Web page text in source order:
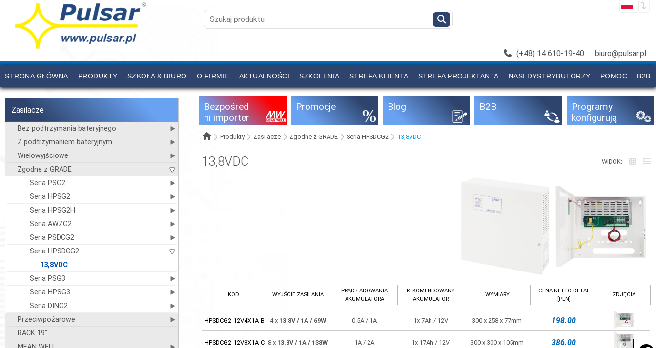
(+48) 14 610-19-40 biuro@pulsar.pl
STRONA GŁÓWNA PRODUKTY SZKOŁA & BIURO O FIRMIE AKTUALNOŚCI SZKOLENIA STREFA KLIENTA STREFA PROJEKTANTA NASI DYSTRYBUTORZY POMOC B2B
CENNIK KONTAKT
Zasilacze
Bez podtrzymania bateryjnego
Z podtrzymaniem bateryjnym
Wielowyjściowe
Zgodne z GRADE
Seria PSG2
Seria HPSG2
Seria HPSG2H
Seria AWZG2
Seria PSDCG2
Seria HPSDCG2
13,8VDC
Seria PSG3
Seria HPSG3
Seria DING2
Przeciwpożarowe
RACK 19"
Bezpośred
ni importer
Promocje Blog B2B
Programy
konfigurują
Produkty Zasilacze Zgodne z GRADE Seria HPSDCG2 13,8VDC
13,8VDC WIDOK:
KOD WYJŚCIE ZASILANIA
PRĄD ŁADOWANIA
AKUMULATORA
REKOMENDOWANY
AKUMULATOR
WYMIARY
CENA NETTO DETAL
[PLN]
ZDJĘCIA
HPSDCG2-12V4X1A-B 4 x 13.8V/ 1A / 69W 0.5A / 1A 1x 7Ah / 12V 300 x 258 x 77mm 198.00
HPSDCG2-12V8X1A-C 8 x 13.8V/ 1A/ 138W 1A / 2A 1x 17Ah / 12V 300 x 300 x 105mm 386.00